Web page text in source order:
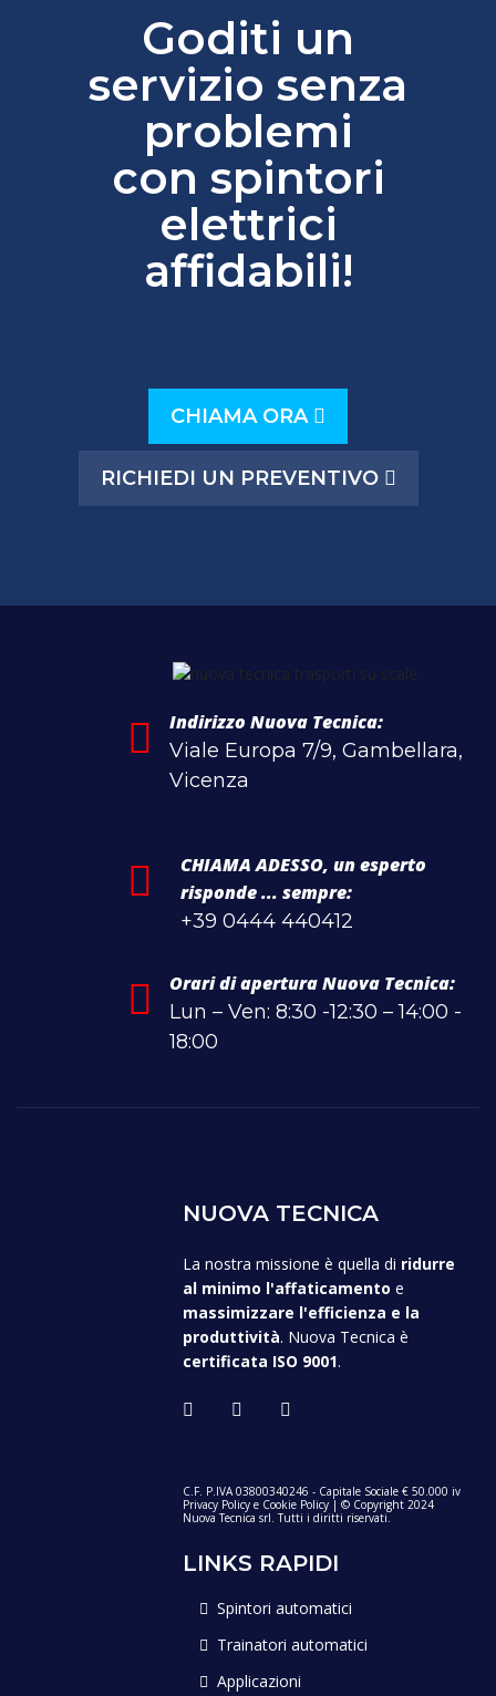
Goditi un
servizio senza
problemi
con spintori
elettrici
affidabili!
CHIAMA ORA
RICHIEDI UN PREVENTIVO
Indirizzo Nuova Tecnica:
Viale Europa 7/9, Gambellara,
Vicenza
CHIAMA ADESSO, un esperto
risponde ... sempre:
+39 0444 440412
Orari di apertura Nuova Tecnica:
Lun – Ven: 8:30 -12:30 – 14:00 -
18:00
NUOVA TECNICA
La nostra missione è quella di ridurre
al minimo l'affaticamento e
massimizzare l'efficienza e la
produttività. Nuova Tecnica è
certificata ISO 9001.
C.F. P.IVA 03800340246 - Capitale Sociale € 50.000 iv
Privacy Policy e Cookie Policy | © Copyright 2024
Nuova Tecnica srl. Tutti i diritti riservati.
LINKS RAPIDI
Spintori automatici
Trainatori automatici
Applicazioni